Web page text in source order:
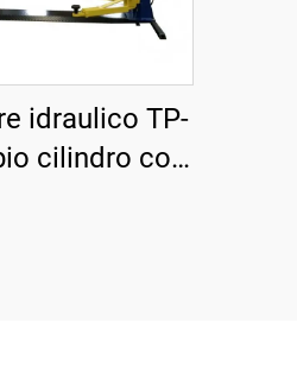
idraulico TP-
cilindro con